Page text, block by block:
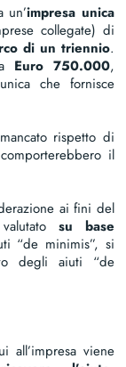
un’impresa unica
collegate) di
di un triennio.
Euro 750.000,
che fornisce
rispetto di
il
ai fini del
su base
“de minimis”, si
degli aiuti “de
all’impresa viene